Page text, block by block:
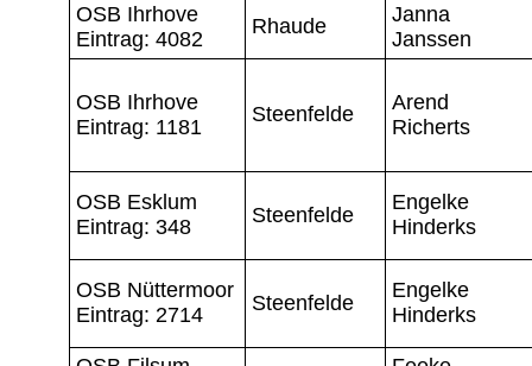
OSB Ihrhove
Eintrag: 4082
Rhaude
Janna
Janssen
OSB Ihrhove
Eintrag: 1181
Steenfelde
Arend
Richerts
OSB Esklum
Eintrag: 348
Steenfelde
Engelke
Hinderks
OSB Nüttermoor
Eintrag: 2714
Steenfelde
Engelke
Hinderks